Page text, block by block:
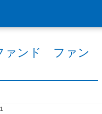
ァンド ファン